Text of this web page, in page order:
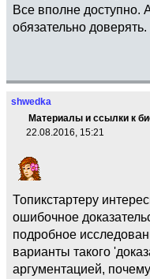
Все вполне доступно.
обязательно доверять.
shwedka
Материалы и ссылки к
22.08.2016, 15:21
Топикстартеру
ошибочное
подробное
варианты такого
аргументацией,